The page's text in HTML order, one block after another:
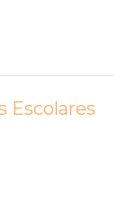
Escolares